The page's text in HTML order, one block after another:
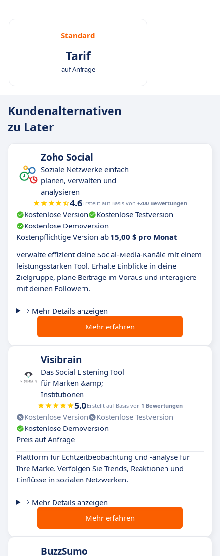
Standard
Tarif
auf Anfrage
Kundenalternativen
zu Later
Zoho Social
Soziale Netzwerke einfach
planen, verwalten und
analysieren
4.6Erstellt auf Basis von +200 Bewertungen
Kostenlose Version
Kostenlose Testversion
Kostenlose Demoversion
Kostenpflichtige Version ab 15,00 $ pro Monat
Verwalte effizient deine Social-Media-Kanäle mit einem
leistungsstarken Tool. Erhalte Einblicke in deine
Zielgruppe, plane Beiträge im Voraus und interagiere
mit deinen Followern.
Mehr Details anzeigen
Mehr erfahren
Visibrain
Das Social Listening Tool
für Marken &amp;
Institutionen
5.0Erstellt auf Basis von 1 Bewertungen
Kostenlose Version
Kostenlose Testversion
Kostenlose Demoversion
Preis auf Anfrage
Plattform für Echtzeitbeobachtung und -analyse für
Ihre Marke. Verfolgen Sie Trends, Reaktionen und
Einflüsse in sozialen Netzwerken.
Mehr Details anzeigen
Mehr erfahren
BuzzSumo